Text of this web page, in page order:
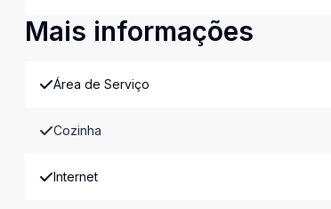
Mais informações
Área de Serviço
Cozinha
Internet